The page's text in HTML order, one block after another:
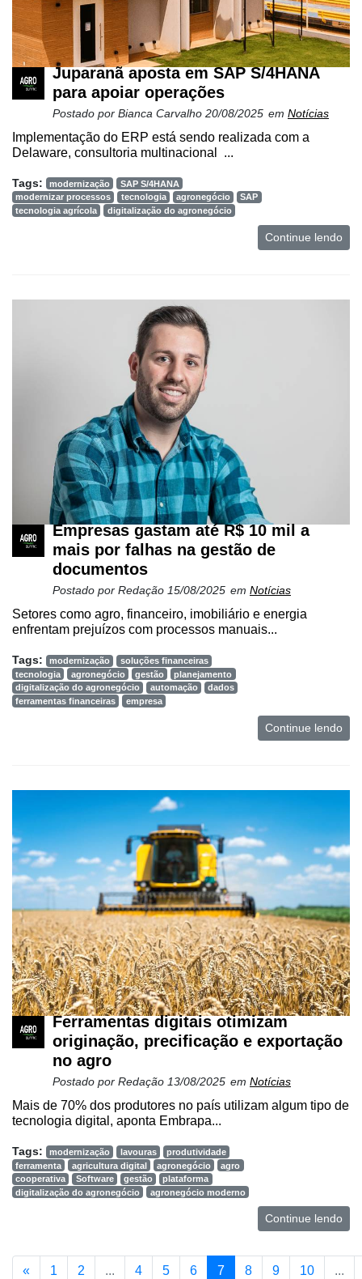
Juparanã aposta em SAP S/4HANA
para apoiar operações
Postado por Bianca Carvalho 20/08/2025 em Notícias
Implementação do ERP está sendo realizada com a
Delaware, consultoria multinacional ...
Tags: modernização
SAP S/4HANA
modernizar processos
tecnologia agronegócio
SAP
tecnologia agrícola
digitalização do agronegócio
Continue lendo
Empresas gastam até R$ 10 mil a
mais por falhas na gestão de
documentos
Postado por Redação 15/08/2025 em Notícias
Setores como agro, financeiro, imobiliário e energia
enfrentam prejuízos com processos manuais...
Tags: modernização
soluções financeiras
tecnologia
agronegócio gestão
planejamento
digitalização do agronegócio
automação
dados
ferramentas financeiras
empresa
Continue lendo
Ferramentas digitais otimizam
originação, precificação e exportação
no agro
Postado por Redação 13/08/2025 em Notícias
Mais de 70% dos produtores no país utilizam algum tipo de
tecnologia digital, aponta Embrapa...
Tags: modernização lavouras
produtividade
ferramenta
agricultura digital agronegócio
agro
cooperativa
Software gestão
plataforma
digitalização do agronegócio
agronegócio moderno
Continue lendo
« 1 2 ... 4 5 6 7 8 9 10 ...